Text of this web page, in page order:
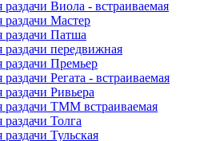
Виола - встраиваемая
Мастер
Патша
передвижная
Премьер
Регата - встраиваемая
Ривьера
раздачи ТММ встраиваемая
Толга
Тульская